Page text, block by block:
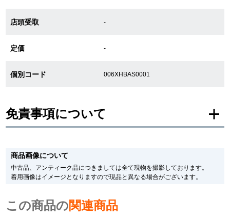
GINZA RASINについて
お客様の声・口コミ
GINZA RASINの中古腕時計について
受賞歴
店舗情報
銀座中央通り店
商品画像について
中古品、アンティーク品につきましては全て現物を撮影しております。
着用画像はイメージとなりますので現品と異なる場合がございます。
この商品の関連商品
店頭受取 -
定価 -
個別コード 006XHBAS0001
免責事項について
メーカー保護シールの有無に個体差がございますのでご了承下さいませ。
また、メーカーにてマイナーチェンジがなされる場合がございますが、在庫品
の仕様で販売させていただきますので予めご了承の程お願いいたします。
尚、中古品、アンティーク品につきましては現品を撮影しております。
ます。